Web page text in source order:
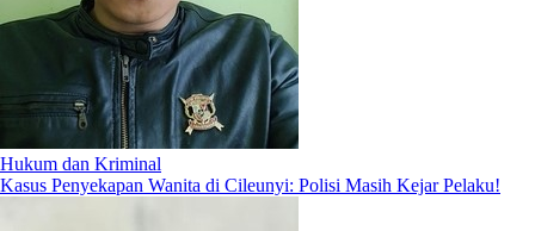
Hukum dan Kriminal
Kasus Penyekapan Wanita di Cileunyi: Polisi Masih Kejar Pelaku!